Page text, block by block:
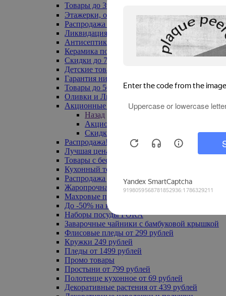
Товары до 399₽
Этажерки, обувницы
Распродажа текстиля до -50%
Ликвидация до -70%
Антисептики
Керамика по 129 руб
Скидки до 70%
Детские товары
Гарантия низкой цены
Товары до 500 руб
Оливки и Лимоны
Акционные товары
Назад
Акционные товары
Скидка 20% по промокоду
Распродажа! Ульяновск до -70%
Лучшая цена
Товары с бесплатной доставкой
Кухонный текстиль
Распродажа до -50%
Жаропрочная посуда
Махровые полотенца
До -50% на ковры
Наборы посуды FORA
Заварочные чайники с бамбуковой крышкой
Флисовые пледы от 299 рублей
Кружки 249 рублей
Пледы от 1499 рублей
Промо товары
Простыни от 799 рублей
Полотенце кухонное от 69 рублей
Декоративные растения от 439 рублей